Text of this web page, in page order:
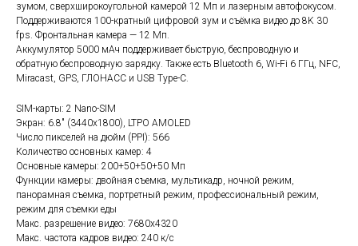
зумом, сверхширокоугольной камерой 12 Мп и лазерным автофокусом.
Поддерживаются 100-кратный цифровой зум и съёмка видео до 8K 30
fps. Фронтальная камера — 12 Мп.
Аккумулятор 5000 мАч поддерживает быструю, беспроводную и
обратную беспроводную зарядку. Также есть Bluetooth 6, Wi-Fi 6 ГГц, NFC,
Miracast, GPS, ГЛОНАСС и USB Type-C.
SIM-карты: 2 Nano-SIM
Экран: 6.8" (3440x1800), LTPO AMOLED
Число пикселей на дюйм (PPI): 566
Количество основных камер: 4
Основные камеры: 200+50+50+50 Мп
Функции камеры: двойная съемка, мультикадр, ночной режим,
панорамная съемка, портретный режим, профессиональный режим,
режим для съемки еды
Макс. разрешение видео: 7680x4320
Макс. частота кадров видео: 240 к/с